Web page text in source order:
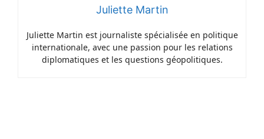
Juliette Martin
Juliette Martin est journaliste spécialisée en politique
internationale, avec une passion pour les relations
diplomatiques et les questions géopolitiques.